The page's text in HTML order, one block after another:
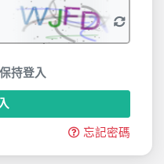
保持登入
忘記密碼